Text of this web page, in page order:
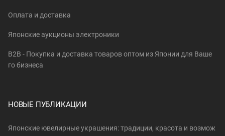
Оплата и доставка
Японские аукционы электроники
B2B - Покупка и доставка товаров оптом из Японии для Ваше
го бизнеса
НОВЫЕ ПУБЛИКАЦИИ
Японские ювелирные украшения: традиции, красота и возмож